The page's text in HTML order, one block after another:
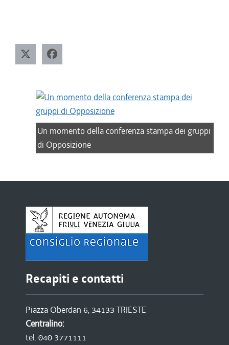
Un momento della conferenza stampa dei gruppi
di Opposizione
Recapiti e contatti
Piazza Oberdan 6, 34133 TRIESTE
Centralino:
tel. 040 3771111